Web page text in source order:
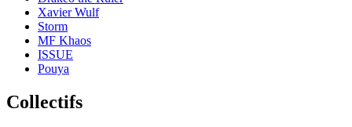
Xavier Wulf
Storm
MF Khaos
ISSUE
Pouya
Collectifs